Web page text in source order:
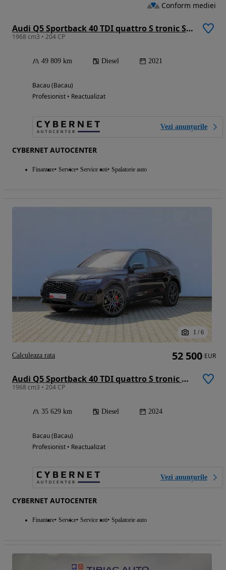
Audi Q5 Sportback 40 TDI quattro S tronic S line
1968 cm3 • 204 CP
49 809 km Diesel 2021
Bacau (Bacau)
Profesionist • Reactualizat
Vezi anunțurile
CYBERNET AUTOCENTER
Finantare Service Service roti Spalatorie auto
Conform mediei
1 / 6
Audi Q5 Sportback 40 TDI quattro S tronic MHEV S Line
1968 cm3 • 204 CP
35 629 km Diesel 2024
Bacau (Bacau)
Profesionist • Reactualizat
Vezi anunțurile
CYBERNET AUTOCENTER
Finantare Service Service roti Spalatorie auto
52 500 EUR
Calculeaza rata